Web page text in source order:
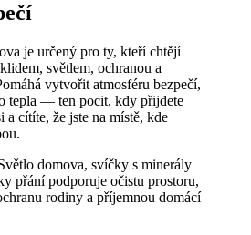
je určený pro ty, kteří chtějí
světlem, ochranou a
vytvořit atmosféru bezpečí,
tepla — ten pocit, kdy přijdete
a cítíte, že jste na místě, kde
domova, svíčky s minerály
přání podporuje očistu prostoru,
rodiny a příjemnou domácí